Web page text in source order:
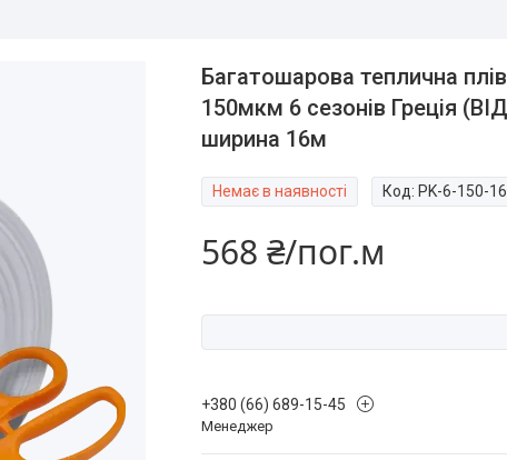
Багатошарова теплична
150мкм 6 сезонів Греція
ширина 16м
Немає в наявності Код: PK-6-150-
568 ₴/пог.м
+380 (66) 689-15-45
Менеджер